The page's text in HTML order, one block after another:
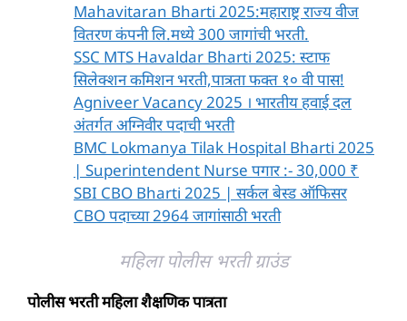
Mahavitaran Bharti 2025:महाराष्ट्र राज्य वीज
वितरण कंपनी लि.मध्ये 300 जागांची भरती.
SSC MTS Havaldar Bharti 2025: स्टाफ
सिलेक्शन कमिशन भरती,पात्रता फक्त १० वी पास!
Agniveer Vacancy 2025 । भारतीय हवाई दल
अंतर्गत अग्निवीर पदाची भरती
BMC Lokmanya Tilak Hospital Bharti 2025
| Superintendent Nurse पगार :- 30,000 ₹
SBI CBO Bharti 2025 | सर्कल बेस्ड ऑफिसर
CBO पदाच्या 2964 जागांसाठी भरती
महिला पोलीस भरती ग्राउंड
पोलीस भरती महिला शैक्षणिक पात्रता